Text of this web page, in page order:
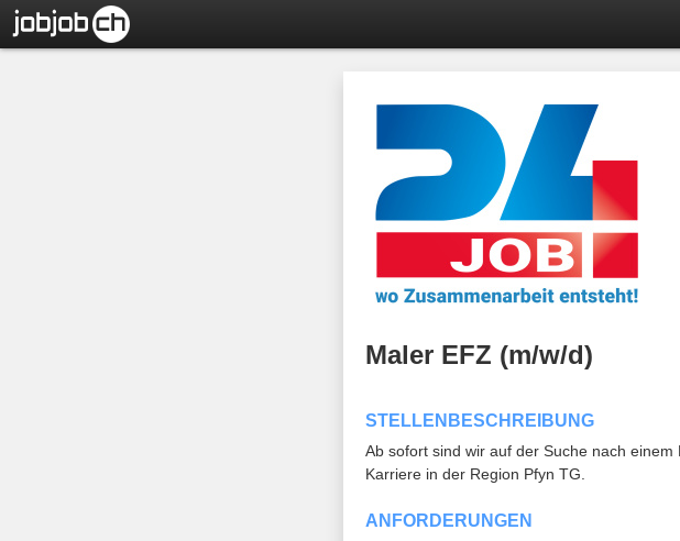
Maler EFZ (m/w/d)
STELLENBESCHREIBUNG
Ab sofort sind wir auf der Suche nach
Karriere in der Region Pfyn TG.
ANFORDERUNGEN